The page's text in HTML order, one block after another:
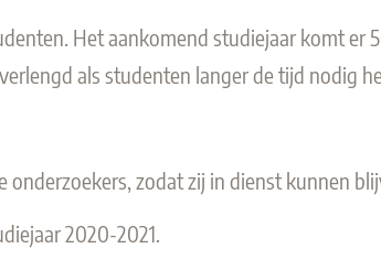
Het aankomend studiejaar komt
als studenten langer de tijd nodig
zodat zij in dienst kunnen
2020-2021.